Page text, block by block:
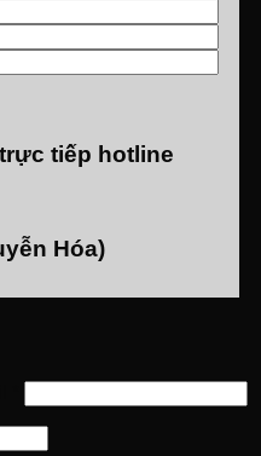
tiếp hotline
Hóa)